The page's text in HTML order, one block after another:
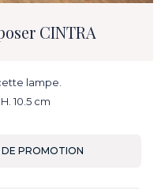
CINTRA
lampe.
H. 10.5 cm
DE PROMOTION